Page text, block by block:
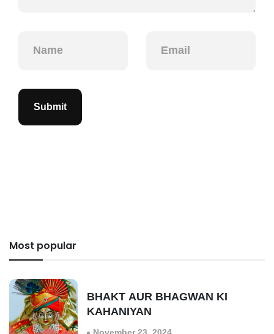
Submit
Most popular
BHAKT AUR BHAGWAN KI
KAHANIYAN